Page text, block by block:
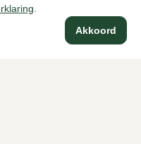
Akkoord
Nalini